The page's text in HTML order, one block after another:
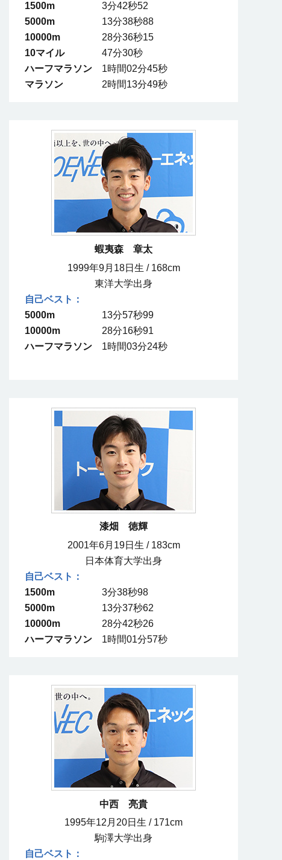
1500m
3分42秒52
5000m
13分38秒88
10000m
28分36秒15
10マイル
47分30秒
ハーフマラソン
1時間02分45秒
マラソン
2時間13分49秒
蝦夷森 章太
1999年9月18日生 / 168cm
東洋大学出身
5000m
13分57秒99
10000m
28分16秒91
ハーフマラソン
1時間03分24秒
漆畑 徳輝
2001年6月19日生 / 183cm
日本体育大学出身
1500m
3分38秒98
5000m
13分37秒62
10000m
28分42秒26
ハーフマラソン
1時間01分57秒
中西 亮貴
1995年12月20日生 / 171cm
駒澤大学出身